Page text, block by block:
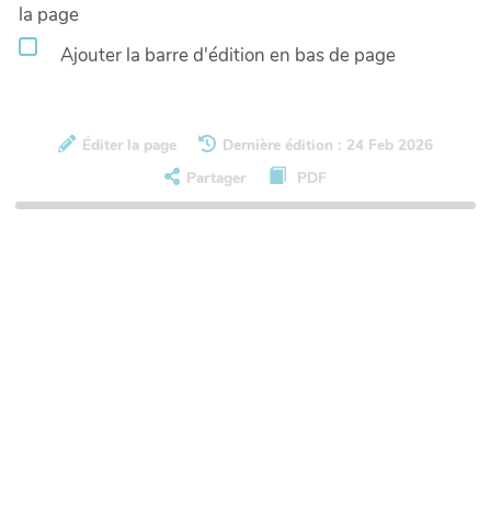
la page
Ajouter la barre d'édition en bas de page
Éditer la page
Dernière édition : 24 Feb 2026
Partager
PDF